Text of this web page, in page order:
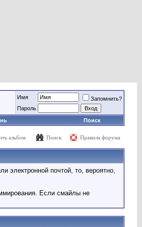
Имя
Запомнить?
Пароль
Поиск
альбом Поиск Правила форума
электронной почтой, то, вероятно,
Если смайлы не